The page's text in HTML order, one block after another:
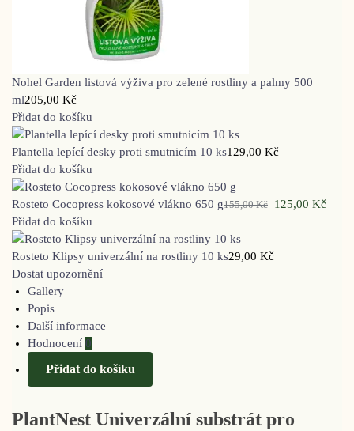
Nohel Garden listová výživa pro zelené rostliny a palmy 500
ml205,00 Kč
Přidat do košíku
Plantella lepící desky proti smutnicím 10 ks129,00 Kč
Přidat do košíku
Rosteto Cocopress kokosové vlákno 650 g155,00Kč 125,00 Kč
Přidat do košíku
Rosteto Klipsy univerzální na rostliny 10 ks29,00 Kč
Dostat upozornění
Gallery
Popis
Další informace
Hodnocení 0
Přidat do košíku
PlantNest Univerzální substrát pro